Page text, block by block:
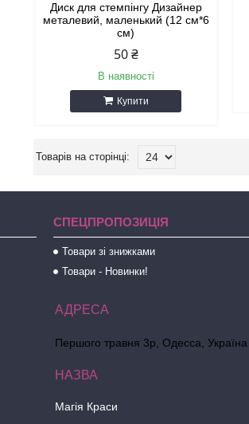
Диск для стемпінгу Дизайнер
металевий, маленький (12 см*6
см)
50 ₴
В наявності
Купити
СПЕЦПРОПОЗИЦІЯ
Товари зі знижками
Товари - Новинки!
Першого травня 3р, Одесса, Україна
Магія Краси